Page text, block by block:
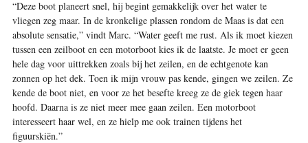
“Deze boot planeert snel, hij begint gemakkelijk over het water te
vliegen zeg maar. In de kronkelige plassen rondom de Maas is dat een
absolute sensatie,” vindt Marc. “Water geeft me rust. Als ik moet kiezen
tussen een zeilboot en een motorboot kies ik de laatste. Je moet er geen
hele dag voor uittrekken zoals bij het zeilen, en de echtgenote kan
zonnen op het dek. Toen ik mijn vrouw pas kende, gingen we zeilen. Ze
kende de boot niet, en voor ze het besefte kreeg ze de giek tegen haar
hoofd. Daarna is ze niet meer mee gaan zeilen. Een motorboot
interesseert haar wel, en ze hielp me ook trainen tijdens het
figuurskiën.”